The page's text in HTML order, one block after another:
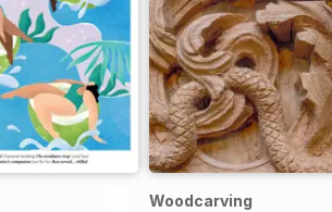
Woodcarving